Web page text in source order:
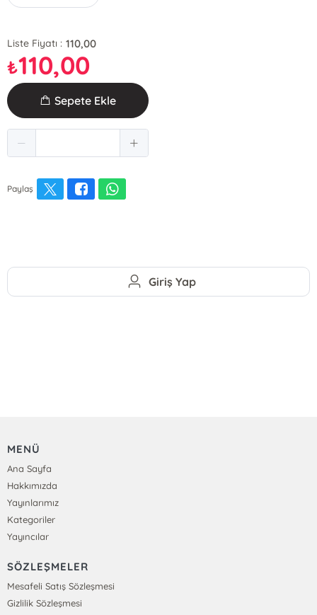
Liste Fiyatı : 110,00
₺110,00
Sepete Ekle
Paylaş
Giriş Yap
MENÜ
Ana Sayfa
Hakkımızda
Yayınlarımız
Kategoriler
Yayıncılar
SÖZLEŞMELER
Mesafeli Satış Sözleşmesi
Gizlilik Sözleşmesi